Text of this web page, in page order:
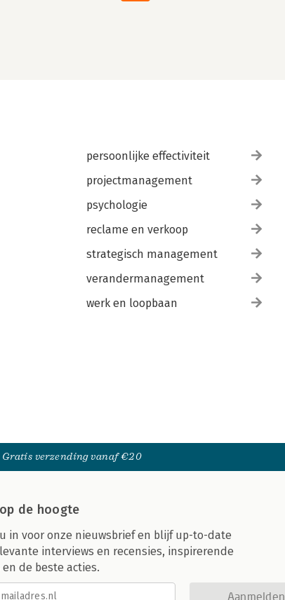
persoonlijke effectiviteit
projectmanagement
psychologie
reclame en verkoop
strategisch management
verandermanagement
werk en loopbaan
Gratis verzending vanaf €20
de hoogte
in voor onze nieuwsbrief en blijf up-to-date
interviews en recensies, inspirerende
de beste acties.
Aanmelden